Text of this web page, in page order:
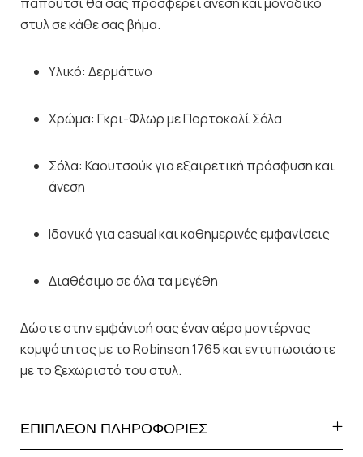
στυλ σε κάθε σας βήμα.
Υλικό: Δερμάτινο
Χρώμα: Γκρι-Φλωρ με Πορτοκαλί Σόλα
Σόλα: Καουτσούκ για εξαιρετική πρόσφυση και
άνεση
Ιδανικό για casual και καθημερινές εμφανίσεις
Διαθέσιμο σε όλα τα μεγέθη
Δώστε στην εμφάνισή σας έναν αέρα μοντέρνας
κομψότητας με το Robinson 1765 και εντυπωσιάστε
με το ξεχωριστό του στυλ.
ΕΠΙΠΛΕΟΝ ΠΛΗΡΟΦΟΡΙΕΣ